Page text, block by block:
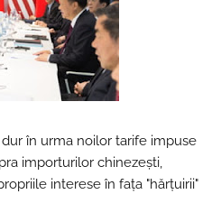
în urma noilor tarife impuse
importurilor chinezeşti,
interese în faţa "hărţuirii"